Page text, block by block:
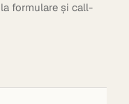
formulare și call-